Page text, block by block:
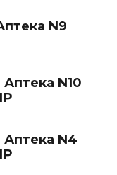
N9
N10
Аптека N4